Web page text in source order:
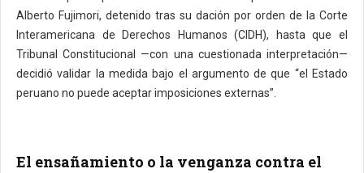
Alberto Fujimori, detenido tras su dación por orden de la Corte
Interamericana de Derechos Humanos (CIDH), hasta que el
Tribunal Constitucional —con una cuestionada interpretación—
decidió validar la medida bajo el argumento de que “el Estado
peruano no puede aceptar imposiciones externas”.
El ensañamiento o la venganza contra el